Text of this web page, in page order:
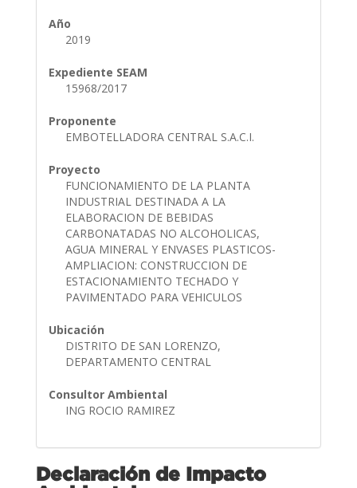
Año
2019
Expediente SEAM
15968/2017
Proponente
EMBOTELLADORA CENTRAL S.A.C.I.
Proyecto
FUNCIONAMIENTO DE LA PLANTA
INDUSTRIAL DESTINADA A LA
ELABORACION DE BEBIDAS
CARBONATADAS NO ALCOHOLICAS,
AGUA MINERAL Y ENVASES PLASTICOS-
AMPLIACION: CONSTRUCCION DE
ESTACIONAMIENTO TECHADO Y
PAVIMENTADO PARA VEHICULOS
Ubicación
DISTRITO DE SAN LORENZO,
DEPARTAMENTO CENTRAL
Consultor Ambiental
ING ROCIO RAMIREZ
Declaración de Impacto